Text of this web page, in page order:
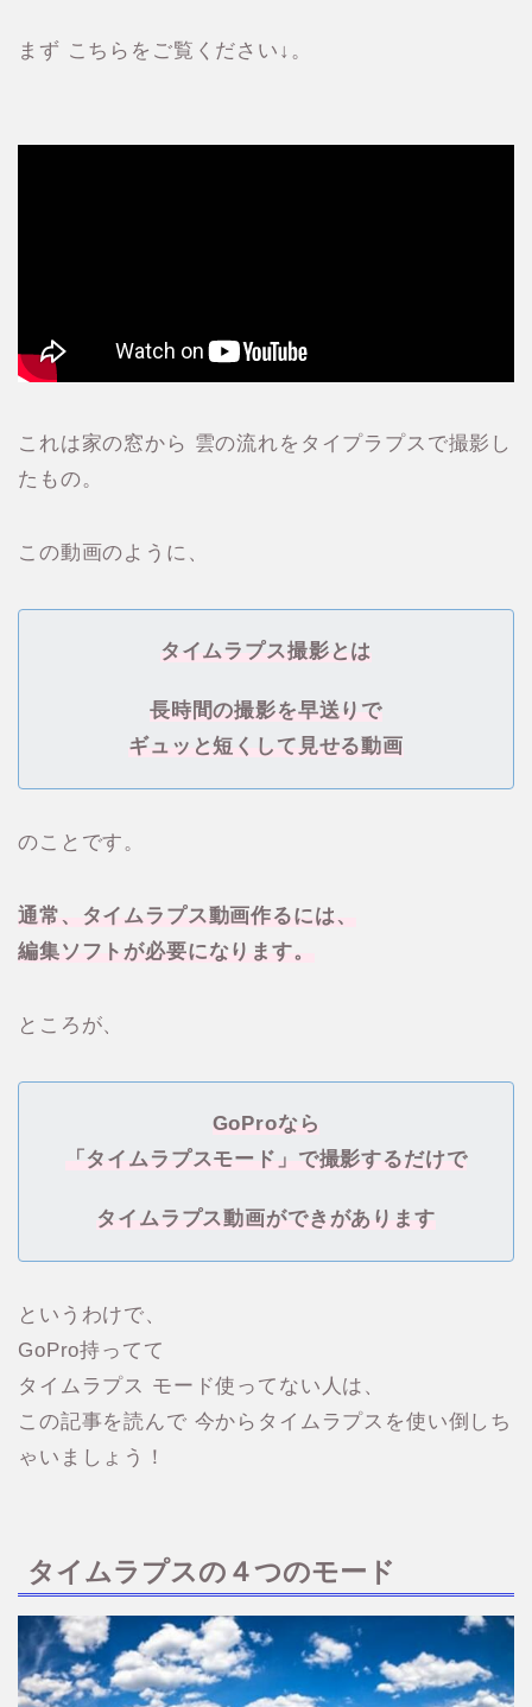
まず こちらをご覧ください↓。
これは家の窓から 雲の流れをタイプラプスで撮影し
たもの。
この動画のように、
タイムラプス撮影とは
長時間の撮影を早送りで
ギュッと短くして見せる動画
のことです。
通常、タイムラプス動画作るには、
編集ソフトが必要になります。
ところが、
GoProなら
「タイムラプスモード」で撮影するだけで
タイムラプス動画ができがあります
というわけで、
GoPro持ってて
タイムラプス モード使ってない人は、
この記事を読んで 今からタイムラプスを使い倒しち
ゃいましょう！
タイムラプスの４つのモード